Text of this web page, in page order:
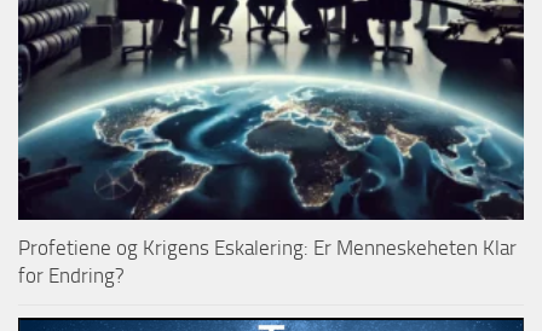
Profetiene og Krigens Eskalering: Er Menneskeheten Klar
for Endring?